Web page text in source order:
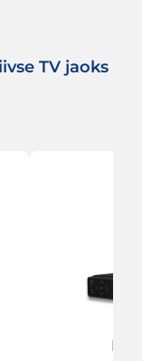
TV jaoks